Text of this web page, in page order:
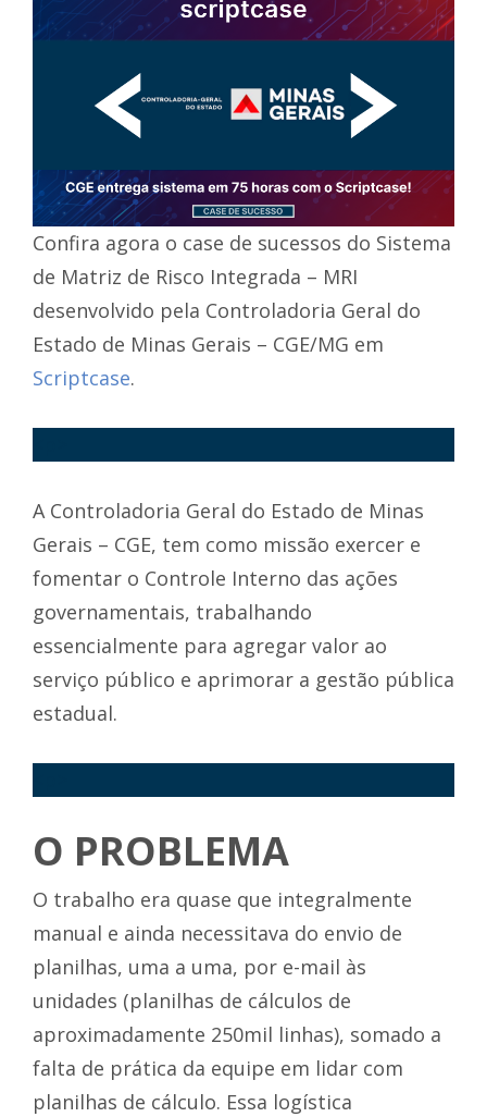
Confira agora o case de sucessos do Sistema
de Matriz de Risco Integrada – MRI
desenvolvido pela Controladoria Geral do
Estado de Minas Gerais – CGE/MG em
Scriptcase.
A Controladoria Geral do Estado de Minas
Gerais – CGE, tem como missão exercer e
fomentar o Controle Interno das ações
governamentais, trabalhando
essencialmente para agregar valor ao
serviço público e aprimorar a gestão pública
estadual.
O PROBLEMA
O trabalho era quase que integralmente
manual e ainda necessitava do envio de
planilhas, uma a uma, por e-mail às
unidades (planilhas de cálculos de
aproximadamente 250mil linhas), somado a
falta de prática da equipe em lidar com
planilhas de cálculo. Essa logística